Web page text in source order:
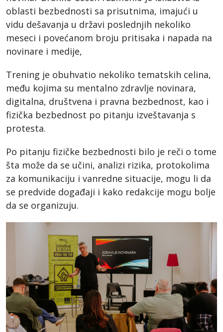
oblasti bezbednosti sa prisutnima, imajući u
vidu dešavanja u državi poslednjih nekoliko
meseci i povećanom broju pritisaka i napada na
novinare i medije,
Trening je obuhvatio nekoliko tematskih celina,
među kojima su mentalno zdravlje novinara,
digitalna, društvena i pravna bezbednost, kao i
fizička bezbednost po pitanju izveštavanja s
protesta.
Po pitanju fizičke bezbednosti bilo je reči o tome
šta može da se učini, analizi rizika, protokolima
za komunikaciju i vanredne situacije, mogu li da
se predvide događaji i kako redakcije mogu bolje
da se organizuju.